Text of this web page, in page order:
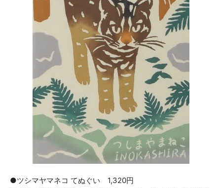
●ツシマヤマネコ てぬぐい 1,320円